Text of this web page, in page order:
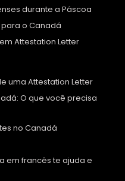
durante a Páscoa
o Canadá
Attestation Letter
uma Attestation Letter
O que você precisa
no Canadá
em francês te ajuda e